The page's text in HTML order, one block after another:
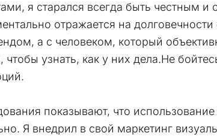
я старался всегда быть честным
отражается на
а с человеком, который
чтобы узнать, как у них дела.Не
показывают, что
Я внедрил в свой маркетинг